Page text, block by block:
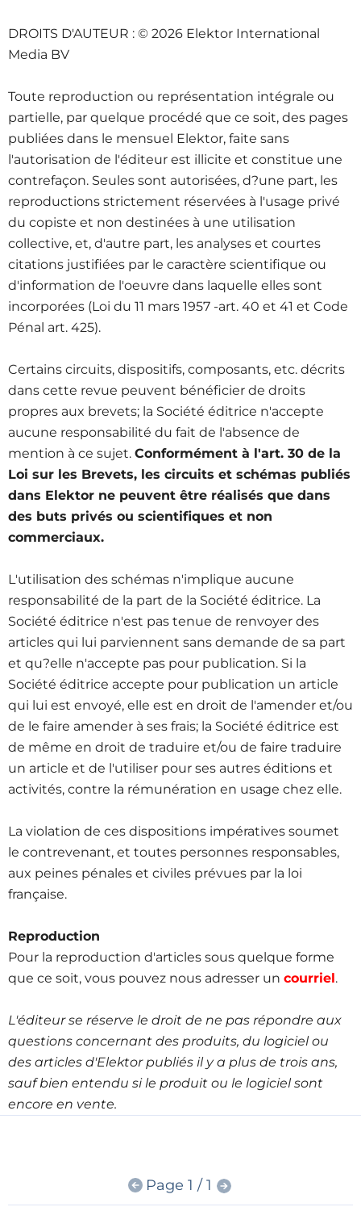
DROITS D'AUTEUR : © 2026 Elektor International
Media BV
Toute reproduction ou représentation intégrale ou
partielle, par quelque procédé que ce soit, des pages
publiées dans le mensuel Elektor, faite sans
l'autorisation de l'éditeur est illicite et constitue une
contrefaçon. Seules sont autorisées, d?une part, les
reproductions strictement réservées à l'usage privé
du copiste et non destinées à une utilisation
collective, et, d'autre part, les analyses et courtes
citations justifiées par le caractère scientifique ou
d'information de l'oeuvre dans laquelle elles sont
incorporées (Loi du 11 mars 1957 -art. 40 et 41 et Code
Pénal art. 425).
Certains circuits, dispositifs, composants, etc. décrits
dans cette revue peuvent bénéficier de droits
propres aux brevets; la Société éditrice n'accepte
aucune responsabilité du fait de l'absence de
mention à ce sujet. Conformément à l'art. 30 de la
Loi sur les Brevets, les circuits et schémas publiés
dans Elektor ne peuvent être réalisés que dans
des buts privés ou scientifiques et non
commerciaux.
L'utilisation des schémas n'implique aucune
responsabilité de la part de la Société éditrice. La
Société éditrice n'est pas tenue de renvoyer des
articles qui lui parviennent sans demande de sa part
et qu?elle n'accepte pas pour publication. Si la
Société éditrice accepte pour publication un article
qui lui est envoyé, elle est en droit de l'amender et/ou
de le faire amender à ses frais; la Société éditrice est
de même en droit de traduire et/ou de faire traduire
un article et de l'utiliser pour ses autres éditions et
activités, contre la rémunération en usage chez elle.
La violation de ces dispositions impératives soumet
le contrevenant, et toutes personnes responsables,
aux peines pénales et civiles prévues par la loi
française.
Reproduction
Pour la reproduction d'articles sous quelque forme
que ce soit, vous pouvez nous adresser un courriel.
L'éditeur se réserve le droit de ne pas répondre aux
questions concernant des produits, du logiciel ou
des articles d'Elektor publiés il y a plus de trois ans,
sauf bien entendu si le produit ou le logiciel sont
encore en vente.
Page 1 / 1